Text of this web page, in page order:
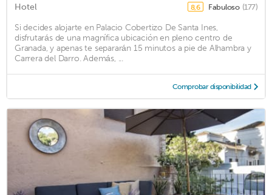
Hotel 8,6 Fabuloso (177)
Si decides alojarte en Palacio Cobertizo De Santa Ines,
disfrutarás de una magnífica ubicación en pleno centro de
Granada, y apenas te separarán 15 minutos a pie de Alhambra y
Carrera del Darro. Además, ...
Comprobar disponibilidad